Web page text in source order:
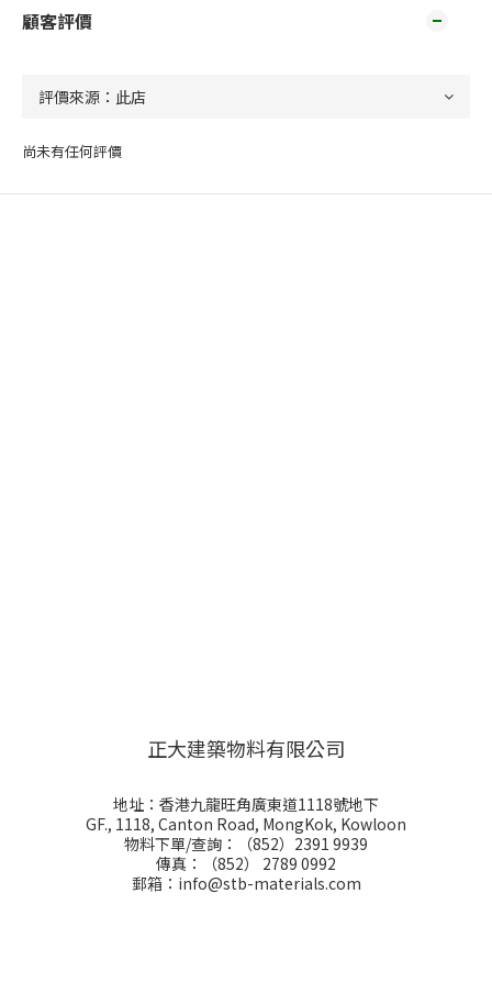
顧客評價
尚未有任何評價
正大建築物料有限公司
地址：香港九龍旺角廣東道1118號地下
GF., 1118, Canton Road, MongKok, Kowloon
物料下單/查詢：（852）2391 9939
傳真：（852） 2789 0992
郵箱：info@stb-materials.com